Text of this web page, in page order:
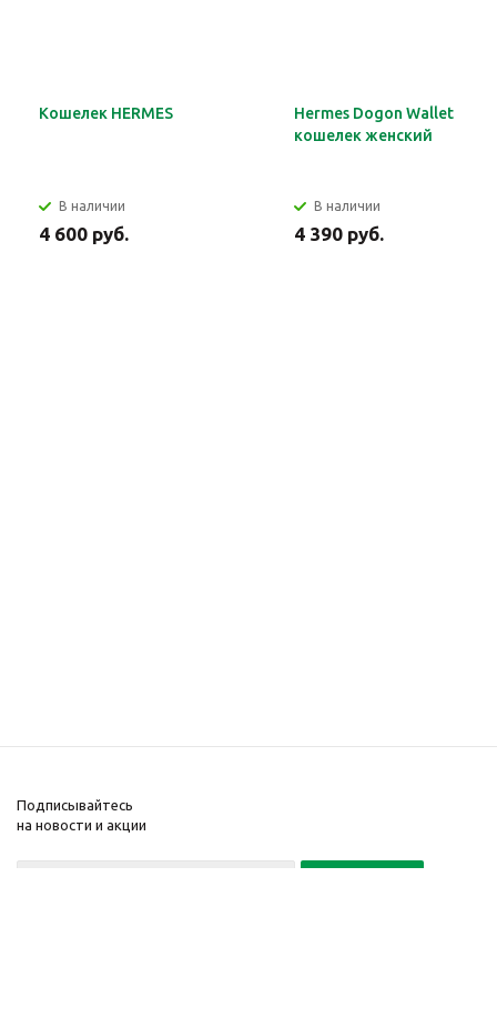
Кошелек HERMES
В наличии
4 600 руб.
Hermes Dogon Wallet
кошелек женский
В наличии
4 390 руб.
Подписывайтесь
на новости и акции